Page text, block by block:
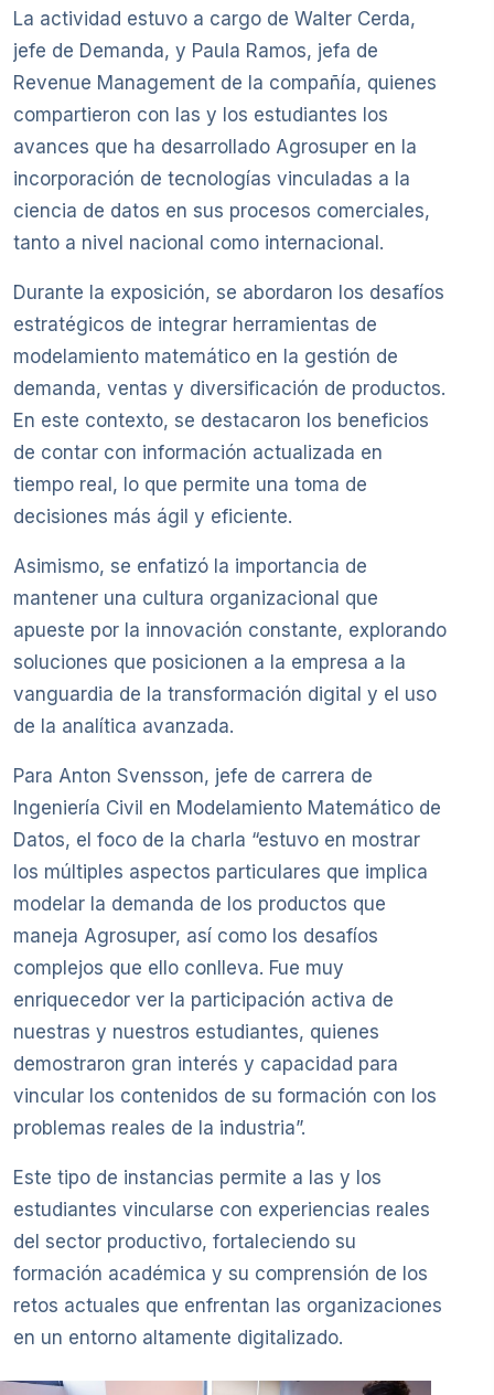
La actividad estuvo a cargo de Walter Cerda,
jefe de Demanda, y Paula Ramos, jefa de
Revenue Management de la compañía, quienes
compartieron con las y los estudiantes los
avances que ha desarrollado Agrosuper en la
incorporación de tecnologías vinculadas a la
ciencia de datos en sus procesos comerciales,
tanto a nivel nacional como internacional.
Durante la exposición, se abordaron los desafíos
estratégicos de integrar herramientas de
modelamiento matemático en la gestión de
demanda, ventas y diversificación de productos.
En este contexto, se destacaron los beneficios
de contar con información actualizada en
tiempo real, lo que permite una toma de
decisiones más ágil y eficiente.
Asimismo, se enfatizó la importancia de
mantener una cultura organizacional que
apueste por la innovación constante, explorando
soluciones que posicionen a la empresa a la
vanguardia de la transformación digital y el uso
de la analítica avanzada.
Para Anton Svensson, jefe de carrera de
Ingeniería Civil en Modelamiento Matemático de
Datos, el foco de la charla “estuvo en mostrar
los múltiples aspectos particulares que implica
modelar la demanda de los productos que
maneja Agrosuper, así como los desafíos
complejos que ello conlleva. Fue muy
enriquecedor ver la participación activa de
nuestras y nuestros estudiantes, quienes
demostraron gran interés y capacidad para
vincular los contenidos de su formación con los
problemas reales de la industria”.
Este tipo de instancias permite a las y los
estudiantes vincularse con experiencias reales
del sector productivo, fortaleciendo su
formación académica y su comprensión de los
retos actuales que enfrentan las organizaciones
en un entorno altamente digitalizado.